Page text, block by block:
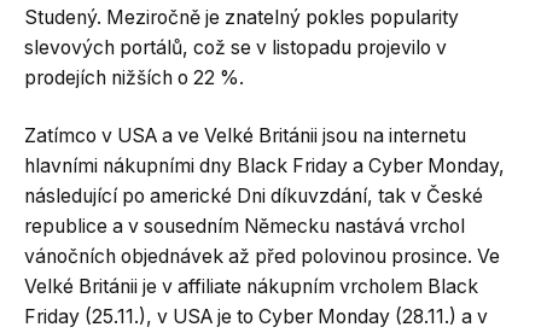
Studený. Meziročně je znatelný pokles popularity
slevových portálů, což se v listopadu projevilo v
prodejích nižších o 22 %.
Zatímco v USA a ve Velké Británii jsou na internetu
hlavními nákupními dny Black Friday a Cyber Monday,
následující po americké Dni díkuvzdání, tak v České
republice a v sousedním Německu nastává vrchol
vánočních objednávek až před polovinou prosince. Ve
Velké Británii je v affiliate nákupním vrcholem Black
Friday (25.11.), v USA je to Cyber Monday (28.11.) a v